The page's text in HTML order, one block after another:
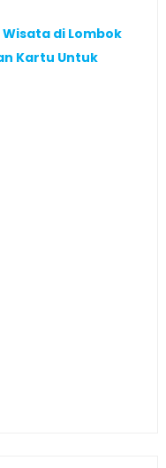
di Lombok
Kartu Untuk